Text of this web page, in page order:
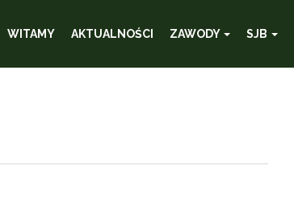
WITAMY AKTUALNOŚCI ZAWODY SJB